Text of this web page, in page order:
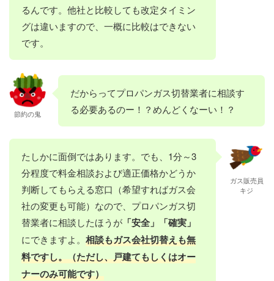
るんです。他社と比較しても改定タイミン
グは違いますので、一概に比較はできない
です。
節約の鬼
だからってプロパンガス切替業者に相談す
る必要あるのー！？めんどくなーい！？
たしかに面倒ではあります。でも、1分～3
分程度で料金相談および適正価格かどうか
判断してもらえる窓口（希望すればガス会
社の変更も可能）なので、プロパンガス切
替業者に相談したほうが 「安全」「確実」
にできますよ。 相談もガス会社切替えも無
料ですし。（ただし、戸建てもしくはオー
ナーのみ可能です）
ガス販売員
キジ